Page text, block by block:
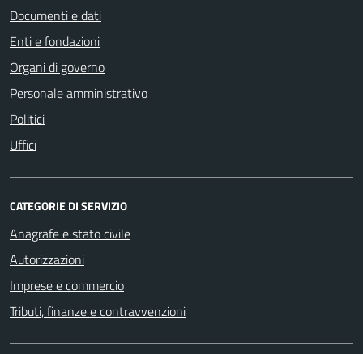
Documenti e dati
Enti e fondazioni
Organi di governo
Personale amministrativo
Politici
Uffici
CATEGORIE DI SERVIZIO
Anagrafe e stato civile
Autorizzazioni
Imprese e commercio
Tributi, finanze e contravvenzioni